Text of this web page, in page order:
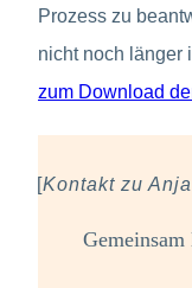
Prozess zu
nicht noch länger
zum Download
[Kontakt zu